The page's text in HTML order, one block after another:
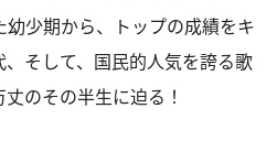
幼少期から、トップの成績をキ
そして、国民的人気を誇る歌
のその半生に迫る！